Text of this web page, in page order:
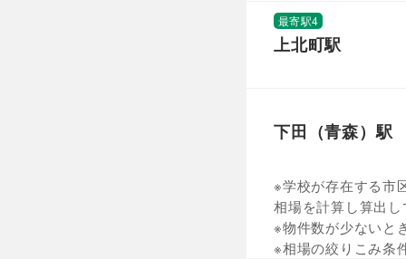
最寄駅4
上北町駅
下田（青森）駅
※学校が存在する市
相場を計算し算出
※物件数が少ないと
※相場の絞りこみ条